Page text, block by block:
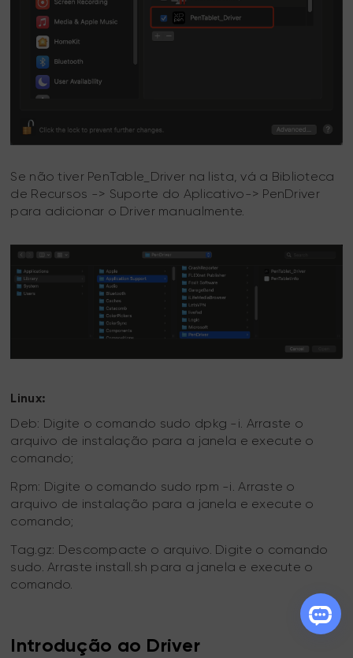
Se não tiver PenTable_Driver na lista, vá a Biblioteca
de Recursos -> Suporte do Aplicativo-> PenDriver
para adicionar o Driver manualmente.
Linux:
Deb: Digite o comando sudo dpkg -i. Arraste o
arquivo de instalação para a janela e execute o
comando;
Rpm: Digite o comando sudo rpm -i. Arraste o
arquivo de instalação para a janela e execute o
comando;
Tag.gz: Descompacte o arquivo. Digite o comando
sudo. Arraste install.sh para a janela e execute o
comando.
Introdução ao Driver